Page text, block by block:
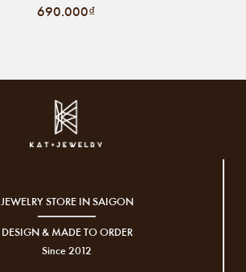
690.000₫
JEWELRY STORE IN SAIGON
DESIGN & MADE TO ORDER
Since 2012